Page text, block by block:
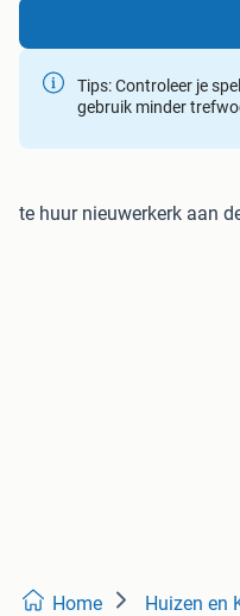
Tips: Controleer je
gebruik minder
te huur nieuwerkerk aan
Home Huizen en